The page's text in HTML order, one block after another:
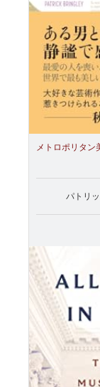
メトロポリタン
パトリ